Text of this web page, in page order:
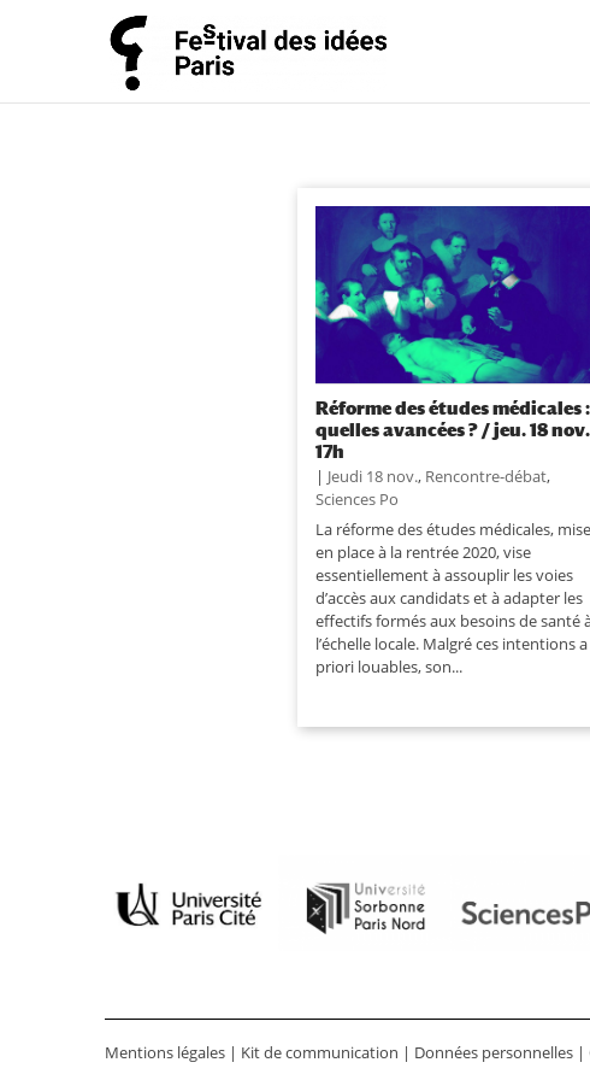
Réforme des études médicales :
quelles avancées ? / jeu. 18 nov.
17h
| Jeudi 18 nov., Rencontre-débat,
Sciences Po
La réforme des études médicales, mise
en place à la rentrée 2020, vise
essentiellement à assouplir les voies
d’accès aux candidats et à adapter les
effectifs formés aux besoins de santé
l’échelle locale. Malgré ces intentions a
priori louables, son...
Mentions légales | Kit de communication | Données personnelles |